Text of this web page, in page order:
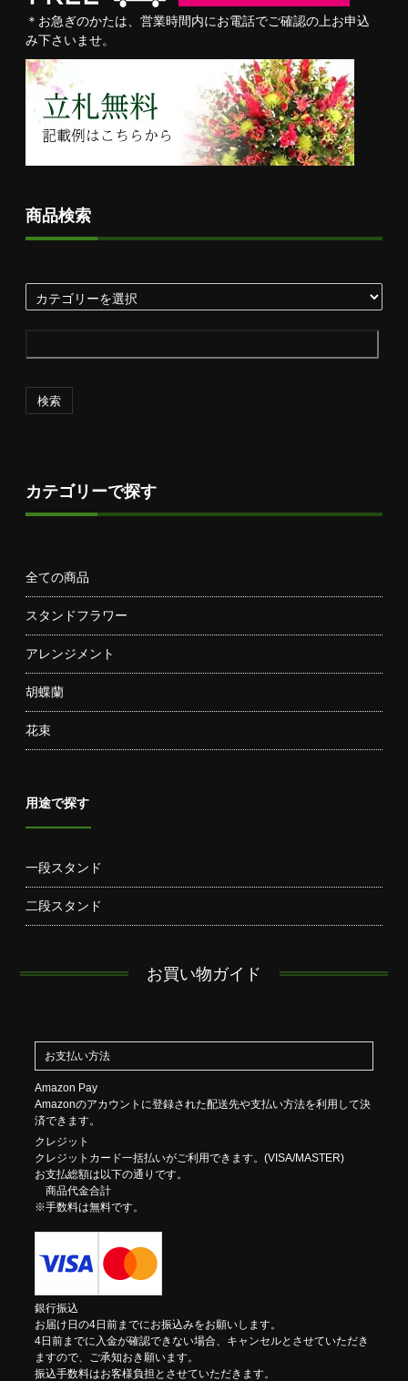
＊お急ぎのかたは、営業時間内にお電話でご確認の上お申込
み下さいませ。
商品検索
検索
カテゴリーで探す
全ての商品
スタンドフラワー
アレンジメント
胡蝶蘭
花束
用途で探す
一段スタンド
二段スタンド
お買い物ガイド
お支払い方法
Amazon Pay
Amazonのアカウントに登録された配送先や支払い方法を利用して決
済できます。
クレジット
クレジットカード一括払いがご利用できます。(VISA/MASTER)
お支払総額は以下の通りです。
商品代金合計
※手数料は無料です。
銀行振込
お届け日の4日前までにお振込みをお願いします。
4日前までに入金が確認できない場合、キャンセルとさせていただき
ますので、ご承知おき願います。
振込手数料はお客様負担とさせていただきます。